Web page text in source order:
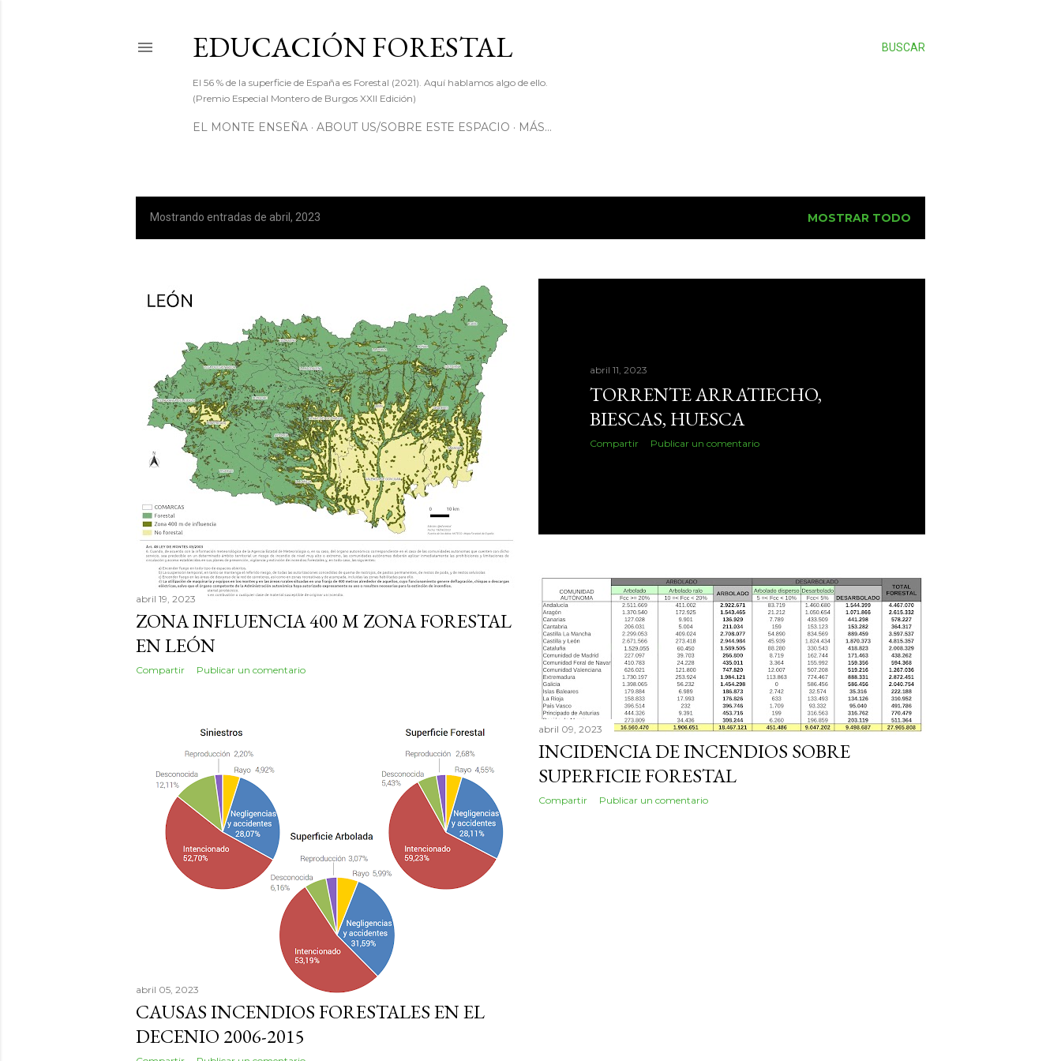
BUSCAR
EDUCACIÓN FORESTAL
El 56 % de la superficie de España es Forestal (2021). Aquí hablamos algo de ello.
(Premio Especial Montero de Burgos XXII Edición)
EL MONTE ENSEÑA ABOUT US/SOBRE ESTE ESPACIO MÁS…
s
Mostrando entradas de abril, 2023 MOSTRAR TODO
abril 19, 2023
ZONA INFLUENCIA 400 M ZONA FORESTAL
EN LEÓN
Compartir Publicar un comentario
abril 11, 2023
TORRENTE ARRATIECHO,
BIESCAS, HUESCA
Compartir Publicar un comentario
abril 09, 2023
INCIDENCIA DE INCENDIOS SOBRE
SUPERFICIE FORESTAL
Compartir Publicar un comentario
abril 05, 2023
CAUSAS INCENDIOS FORESTALES EN EL
DECENIO 2006-2015